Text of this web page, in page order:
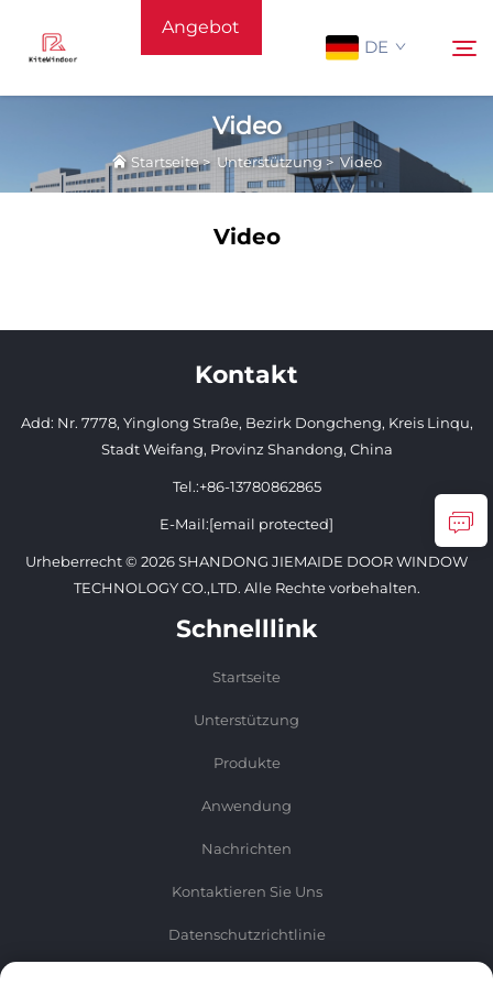
Angebot
DE
Startseite
Nachrichten
Suchen
Video
Startseite> Unterstützung> Video
Video
Kontakt
Add: Nr. 7778, Yinglong Straße, Bezirk Dongcheng, Kreis Linqu,
Stadt Weifang, Provinz Shandong, China
Tel.:+86-13780862865
E-Mail:[email protected]
Urheberrecht © 2026 SHANDONG JIEMAIDE DOOR WINDOW
TECHNOLOGY CO.,LTD. Alle Rechte vorbehalten.
Schnelllink
Startseite
Unterstützung
Produkte
Anwendung
Nachrichten
Kontaktieren Sie Uns
Datenschutzrichtlinie